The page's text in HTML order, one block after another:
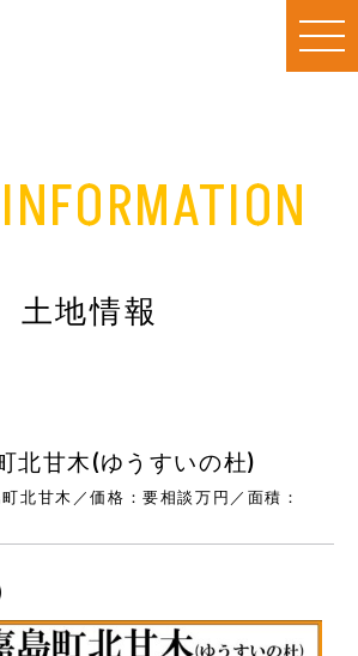
土地情報
北甘木(ゆうすいの杜)
北甘木／価格：要相談万円／面積：